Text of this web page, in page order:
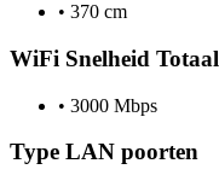
• 370 cm
WiFi Snelheid Totaal
• 3000 Mbps
Type LAN poorten